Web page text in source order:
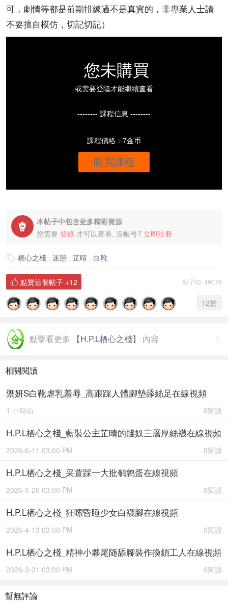
可，劇情等都是前期排練過不是真實的，非專業人士請
不要擅自模仿，切記切記）
您未購買
或需要登陸才能繼續查看
-------- 課程信息 --------
課程價格：7金币
購買課程

本帖子中包含更多精彩資源
您需要 登錄 才可以查看, 沒帳号? 立即注冊
 栖心之棧 , 迷戀 , 芷晴 , 白靴
帖子ID: 49076
 點贊這個帖子 +12
12贊

點擊看更多 【H.P.L栖心之棧】 内容
相關閱讀
禦妍S白靴虐乳羞辱_高跟踩人體腳墊舔絲足在線視頻
0閱讀
1 小時前
H.P.L栖心之棧_藍裝公主芷晴的賤奴三層厚絲襪在線視頻
0閱讀
2026-6-11 03:00 PM
H.P.L栖心之棧_采萱踩一大批鹌鹑蛋在線視頻
0閱讀
2026-5-26 03:00 PM
H.P.L栖心之棧_狂嗦昏睡少女白襪腳在線視頻
0閱讀
2026-4-13 03:00 PM
H.P.L栖心之棧_精神小夥尾随舔腳裝作換鎖工人在線視頻
0閱讀
2026-3-31 03:00 PM
暫無評論